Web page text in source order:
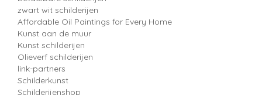
zwart wit schilderijen
Affordable Oil Paintings for Every Home
Kunst aan de muur
Kunst schilderijen
Olieverf schilderijen
link-partners
Schilderkunst
Schilderijenshop